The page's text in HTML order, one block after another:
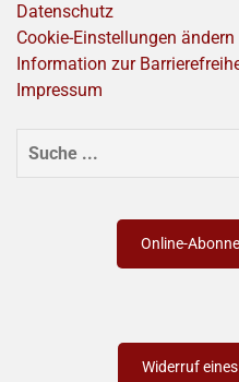
Datenschutz
Cookie-Einstellungen ändern
Information zur
Impressum
SUCHEN
Online-
Widerruf